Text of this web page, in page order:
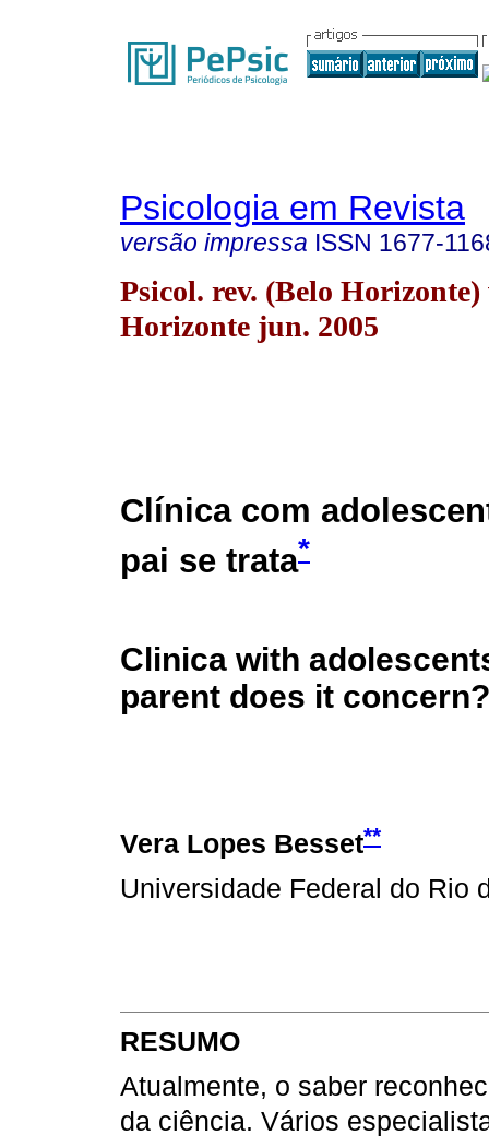
Psicologia em Revista
versão impressa ISSN 1677-
Psicol. rev. (Belo Horizonte)
Horizonte jun. 2005
Clínica com
pai se trata*
Clinica with
parent does it concern?
Vera Lopes Besset**
Universidade Federal do Rio
RESUMO
Atualmente, o saber
da ciência. Vários